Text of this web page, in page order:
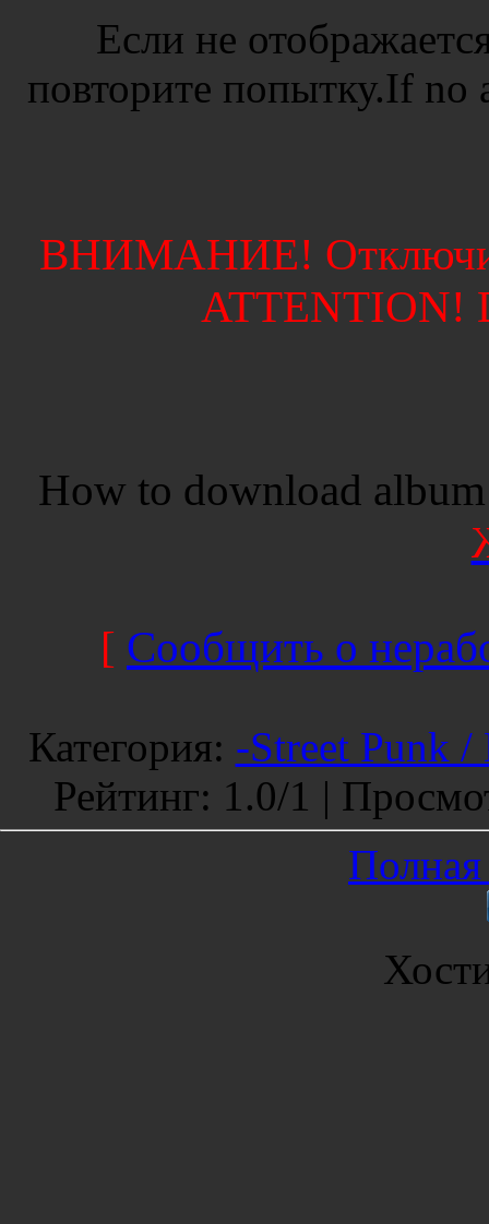
Если не
повторите попытку.If
ВНИМАНИЕ!
ATTENTION!
How to download
[ Сообщить о
Категория: -Street Punk
Рейтинг: 1.0/1 |
Полная